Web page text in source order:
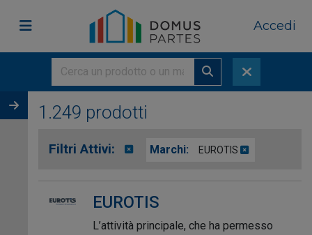
Accedi
1.249 prodotti
Filtri Attivi: Marchi: EUROTIS
EUROTIS
L’attività principale, che ha permesso